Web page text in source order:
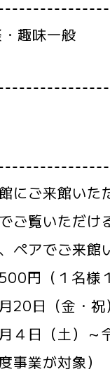
趣味一般
にご来館い
ご覧いただ
ペアでご来
円（１名様
20日（金・
４日（土）～
が対象）